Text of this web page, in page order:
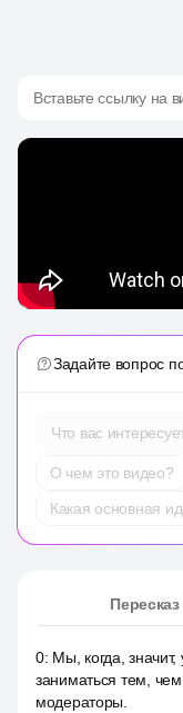
Вставьте ссылку на
Задайте вопрос
Что вас
О чем это видео?
Какая основная
Пересказ
0: Мы, когда,
заниматься тем,
модераторы.